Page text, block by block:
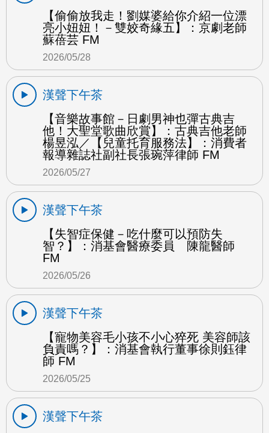
【偷偷放我走！劉媒婆給你介紹一位漂
亮小妞妞！－雙姣奇緣五】：京劇老師
蘇蓓芸 FM
2026/05/28
漢聲下午茶
【音樂故事館－日劇男神也彈古典吉
他！大聖堂歌曲欣賞】：古典吉他老師
楊昱泓／【兒童托育服務法】：消費者
報導雜誌社副社長張琬萍律師 FM
2026/05/27
漢聲下午茶
【失智症保健－吃什麼可以預防失
智？】：消基會醫療委員 陳龍醫師
FM
2026/05/26
漢聲下午茶
【寵物美容毛小孩不小心猝死 美容師該
負責嗎？】：消基會執行董事徐則鈺律
師 FM
2026/05/25
漢聲下午茶